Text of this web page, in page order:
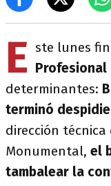
E ste lunes
Profesional
determinantes:
terminó
dirección
Monumental, el
tambalear la